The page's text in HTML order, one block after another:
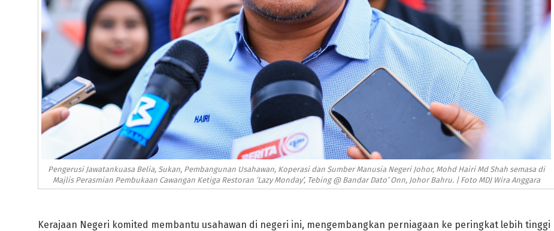
Pengerusi Jawatankuasa Belia, Sukan, Pembangunan Usahawan, Koperasi dan Sumber Manusia Negeri Johor, Mohd Hairi Md Shah semasa di
Majlis Perasmian Pembukaan Cawangan Ketiga Restoran ‘Lazy Monday’, Tebing @ Bandar Dato’ Onn, Johor Bahru. | Foto MDJ Wira Anggara
Kerajaan Negeri komited membantu usahawan di negeri ini, mengembangkan perniagaan ke peringkat lebih tinggi